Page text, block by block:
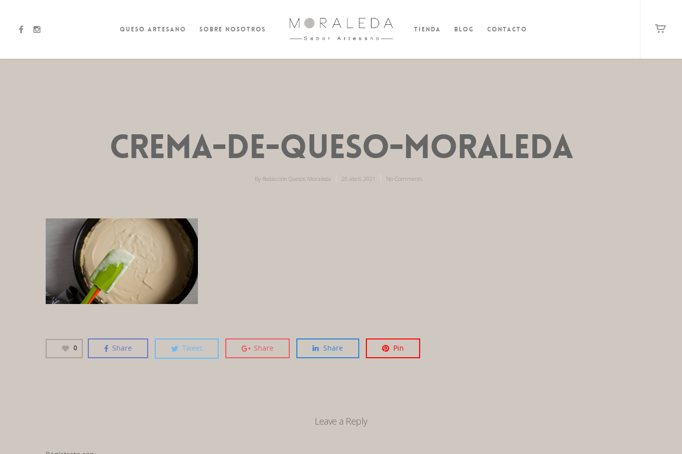
Queso artesano Sobre nosotros Tienda Blog Contacto
crema-de-queso-moraleda
By Redacción Quesos Moraleda 20 abril, 2021 No Comments
0 Share Tweet Share Share Pin
Leave a Reply